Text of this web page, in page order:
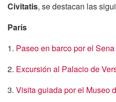
Civitatis, se destacan las
París
1. Paseo en barco por el Sena
2. Excursión al Palacio de
3. Visita guiada por el Museo